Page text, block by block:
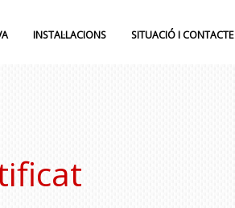
INSTAL·LACIONS SITUACIÓ I CONTACTE